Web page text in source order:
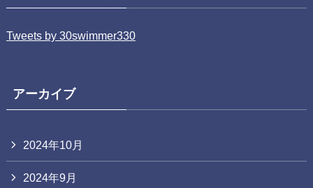
Tweets by 30swimmer330
アーカイブ
2024年10月
2024年9月